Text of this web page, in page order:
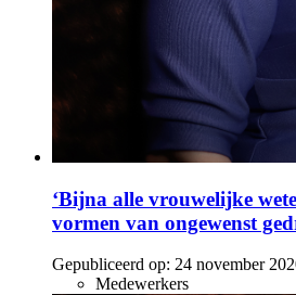
‘Bijna alle vrouwelijke
vormen van ongewenst
Gepubliceerd op: 24 november
Medewerkers